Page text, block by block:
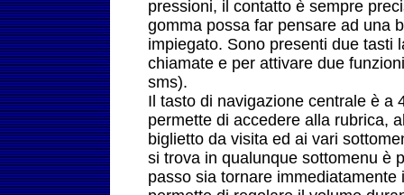
pressioni, il contatto è sempre
gomma possa far pensare ad una
impiegato. Sono presenti due tasti
chiamate e per attivare due
sms).
Il tasto di navigazione centrale è a
permette di accedere alla rubrica,
biglietto da visita ed ai vari
si trova in qualunque sottomenu è
passo sia tornare